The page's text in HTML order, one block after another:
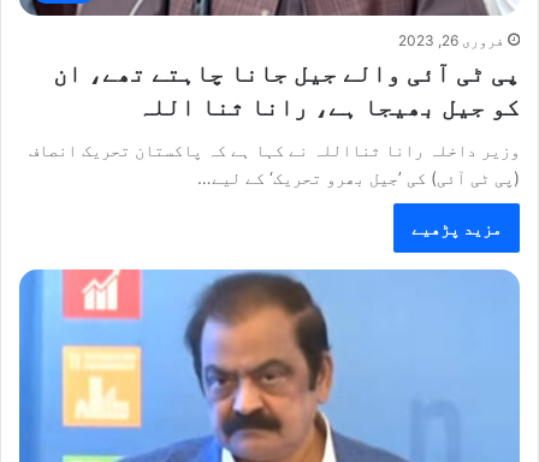
فروری 26, 2023
پی ٹی آئی والے جیل جانا چاہتے تھے، ان
کو جیل بھیجا ہے، رانا ثنا اللہ
وزیر داخلہ رانا ثنااللہ نے کہا ہے کہ پاکستان تحریک انصاف
(پی ٹی آئی) کی ’جیل بھرو تحریک‘ کے لیے…
مزید پڑھیے